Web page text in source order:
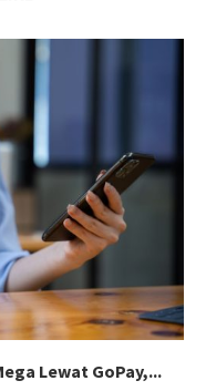
Lewat GoPay,...